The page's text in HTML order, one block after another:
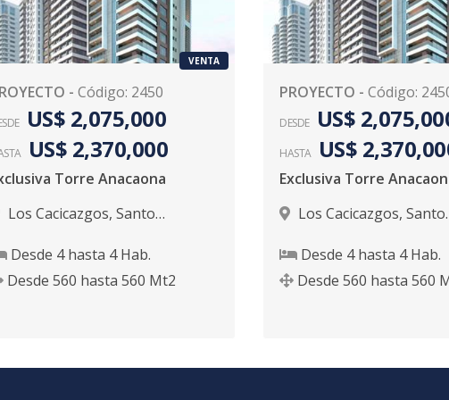
VENTA
- Código: 2450
US$ 2,075,000
US$ 2,370,000
Torre Anacaona
Los Cacicazgos, Santo
Desde 4 hasta 4Hab.
Desde 560 hasta 560 Mt2
PROYECTO - Código:
DESDE US$
HASTA US$
Exclusiva Torre
Los Cacicazgos, Santo
Desde 4 hasta 4Hab.
Desde 560 hasta 560